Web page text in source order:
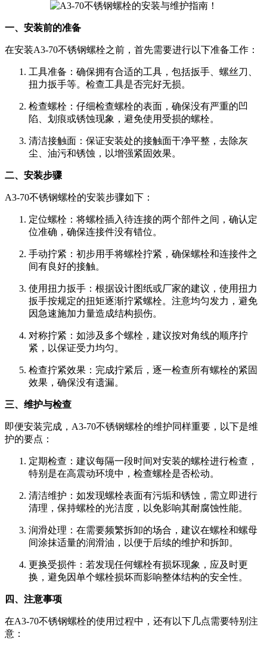
一、安装前的准备
在安装A3-70不锈钢螺栓之前，首先需要进行以下准备工作：
工具准备：确保拥有合适的工具，包括扳手、螺丝刀、
扭力扳手等。检查工具是否完好无损。
检查螺栓：仔细检查螺栓的表面，确保没有严重的凹
陷、划痕或锈蚀现象，避免使用受损的螺栓。
清洁接触面：保证安装处的接触面干净平整，去除灰
尘、油污和锈蚀，以增强紧固效果。
二、安装步骤
A3-70不锈钢螺栓的安装步骤如下：
定位螺栓：将螺栓插入待连接的两个部件之间，确认定
位准确，确保连接件没有错位。
手动拧紧：初步用手将螺栓拧紧，确保螺栓和连接件之
间有良好的接触。
使用扭力扳手：根据设计图纸或厂家的建议，使用扭力
扳手按规定的扭矩逐渐拧紧螺栓。注意均匀发力，避免
因急速施加力量造成结构损伤。
对称拧紧：如涉及多个螺栓，建议按对角线的顺序拧
紧，以保证受力均匀。
检查拧紧效果：完成拧紧后，逐一检查所有螺栓的紧固
效果，确保没有遗漏。
三、维护与检查
即便安装完成，A3-70不锈钢螺栓的维护同样重要，以下是维
护的要点：
定期检查：建议每隔一段时间对安装的螺栓进行检查，
特别是在高震动环境中，检查螺栓是否松动。
清洁维护：如发现螺栓表面有污垢和锈蚀，需立即进行
清理，保持螺栓的光洁度，以免影响其耐腐蚀性能。
润滑处理：在需要频繁拆卸的场合，建议在螺栓和螺母
间涂抹适量的润滑油，以便于后续的维护和拆卸。
更换受损件：若发现任何螺栓有损坏现象，应及时更
换，避免因单个螺栓损坏而影响整体结构的安全性。
四、注意事项
在A3-70不锈钢螺栓的使用过程中，还有以下几点需要特别注
意：